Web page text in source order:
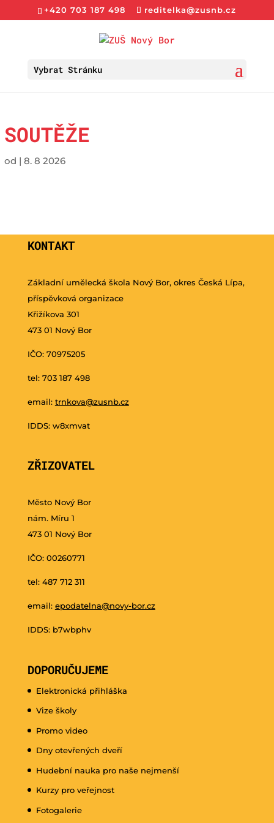
+420 703 187 498 reditelka@zusnb.cz
Vybrat Stránku
SOUTĚŽE
od | 8. 8 2026
KONTAKT
Základní umělecká škola Nový Bor, okres Česká Lípa,
příspěvková organizace
Křižíkova 301
473 01 Nový Bor
IČO: 70975205
tel: 703 187 498
email: trnkova@zusnb.cz
IDDS: w8xmvat
ZŘIZOVATEL
Město Nový Bor
nám. Míru 1
473 01 Nový Bor
IČO: 00260771
tel: 487 712 311
email: epodatelna@novy-bor.cz
IDDS: b7wbphv
DOPORUČUJEME
Elektronická přihláška
Vize školy
Promo video
Dny otevřených dveří
Hudební nauka pro naše nejmenší
Kurzy pro veřejnost
Fotogalerie